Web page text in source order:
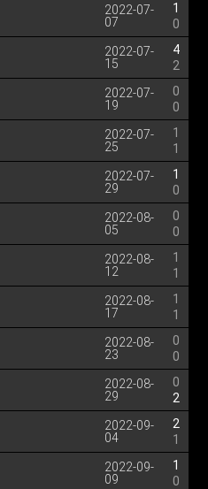
2022-07-
07
1
0
2022-07-
15
4
2
2022-07-
19
0
0
2022-07-
25
1
1
2022-07-
29
1
0
2022-08-
05
0
0
2022-08-
12
1
1
2022-08-
17
1
1
2022-08-
23
0
0
2022-08-
29
0
2
2022-09-
04
2
1
2022-09-
09
1
0